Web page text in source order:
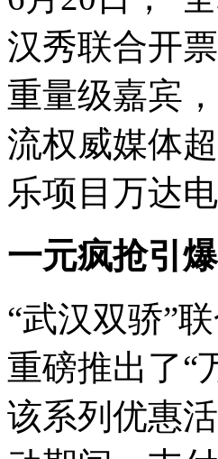
汉秀联合开
重量级嘉宾
流权威媒体
乐项目万达
一元疯抢引
“武汉双骄”
重磅推出了“
该系列优惠